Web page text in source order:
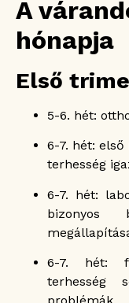
A
hónapja
Első
5-6. hét:
6-7. hét:
terhesség
6-7. hét:
bizonyos
6-7. hét:
terhesség